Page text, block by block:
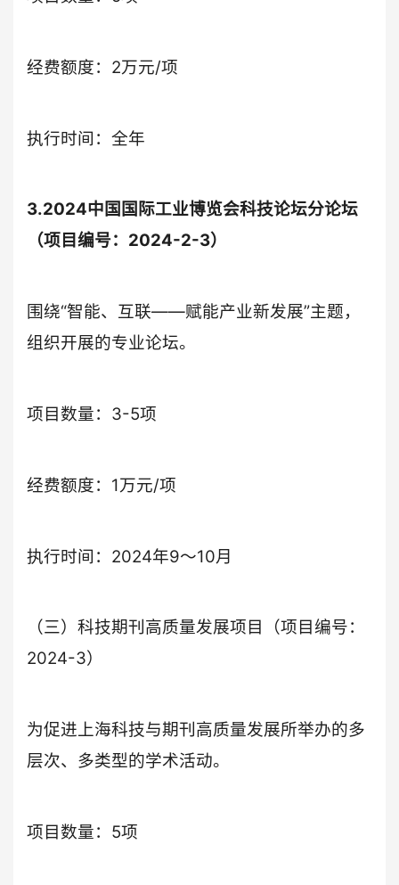
经费额度：2万元/项
执行时间：全年
3.2024中国国际工业博览会科技论坛分论坛
（项目编号：2024-2-3）
围绕“智能、互联——赋能产业新发展”主题，
组织开展的专业论坛。
项目数量：3-5项
经费额度：1万元/项
执行时间：2024年9～10月
（三）科技期刊高质量发展项目（项目编号：
2024-3）
为促进上海科技与期刊高质量发展所举办的多
层次、多类型的学术活动。
项目数量：5项